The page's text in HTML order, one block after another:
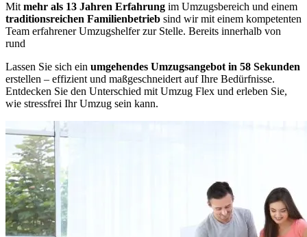
Mit mehr als 13 Jahren Erfahrung im Umzugsbereich und einem
traditionsreichen Familienbetrieb sind wir mit einem kompetenten
Team erfahrener Umzugshelfer zur Stelle. Bereits innerhalb von
rund
Lassen Sie sich ein umgehendes Umzugsangebot in 58 Sekunden
erstellen – effizient und maßgeschneidert auf Ihre Bedürfnisse.
Entdecken Sie den Unterschied mit Umzug Flex und erleben Sie,
wie stressfrei Ihr Umzug sein kann.